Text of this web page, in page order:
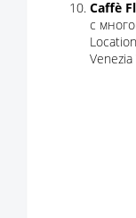
Caffè
с
Venezia